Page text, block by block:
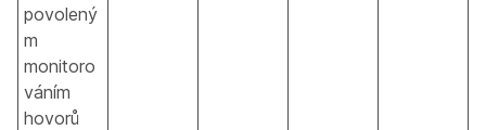
povolený
m
monitoro
váním
hovorů